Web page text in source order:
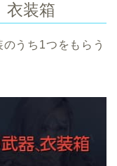
衣装箱
うち1つをもらう